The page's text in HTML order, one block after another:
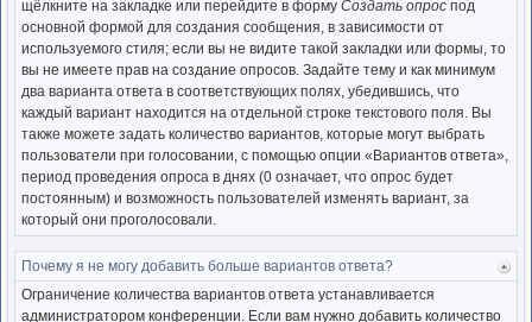
щёлкните на закладке или перейдите в форму Создать опрос под
основной формой для создания сообщения, в зависимости от
используемого стиля; если вы не видите такой закладки или формы, то
вы не имеете прав на создание опросов. Задайте тему и как минимум
два варианта ответа в соответствующих полях, убедившись, что
каждый вариант находится на отдельной строке текстового поля. Вы
также можете задать количество вариантов, которые могут выбрать
пользователи при голосовании, с помощью опции «Вариантов ответа»,
период проведения опроса в днях (0 означает, что опрос будет
постоянным) и возможность пользователей изменять вариант, за
который они проголосовали.
Почему я не могу добавить больше вариантов ответа?
Ограничение количества вариантов ответа устанавливается
администратором конференции. Если вам нужно добавить количество